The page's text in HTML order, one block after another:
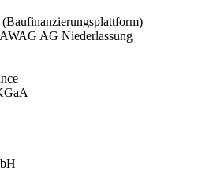
AG Niederlassung